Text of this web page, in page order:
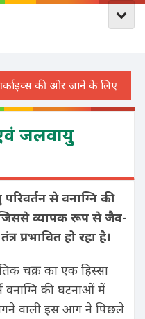
जलवायु
से वनाग्नि की
जिससे व्यापक रूप से जैव-
प्रभावित हो रहा है।
चक्र का एक हिस्सा
वनाग्नि की घटनाओं में
वाली इस आग ने पिछले